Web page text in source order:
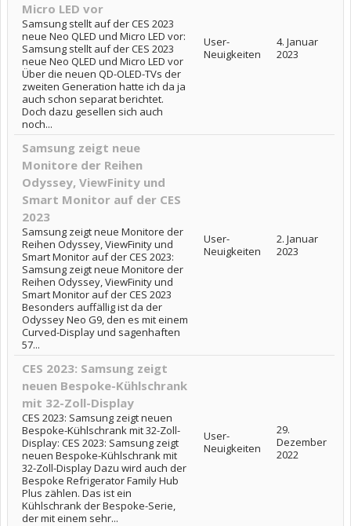
Micro LED vor
Samsung stellt auf der CES 2023
neue Neo QLED und Micro LED vor:
Samsung stellt auf der CES 2023
neue Neo QLED und Micro LED vor
Über die neuen QD-OLED-TVs der
zweiten Generation hatte ich da ja
auch schon separat berichtet.
Doch dazu gesellen sich auch
noch...
User-
Neuigkeiten
4. Januar
2023
Samsung zeigt neue
Monitore der Reihen
Odyssey, ViewFinity und
Smart Monitor auf der CES
2023
Samsung zeigt neue Monitore der
Reihen Odyssey, ViewFinity und
Smart Monitor auf der CES 2023:
Samsung zeigt neue Monitore der
Reihen Odyssey, ViewFinity und
Smart Monitor auf der CES 2023
Besonders auffällig ist da der
Odyssey Neo G9, den es mit einem
Curved-Display und sagenhaften
57...
User-
Neuigkeiten
2. Januar
2023
CES 2023: Samsung zeigt
neuen Bespoke-Kühlschrank
mit 32-Zoll-Display
CES 2023: Samsung zeigt neuen
Bespoke-Kühlschrank mit 32-Zoll-
Display: CES 2023: Samsung zeigt
neuen Bespoke-Kühlschrank mit
32-Zoll-Display Dazu wird auch der
Bespoke Refrigerator Family Hub
Plus zählen. Das ist ein
Kühlschrank der Bespoke-Serie,
der mit einem sehr...
User-
Neuigkeiten
29.
Dezember
2022